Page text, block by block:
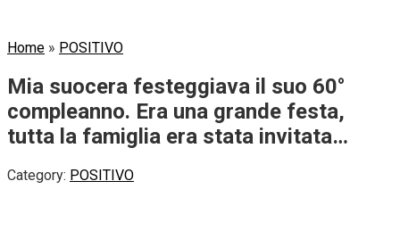
Home » POSITIVO
Mia suocera festeggiava il suo 60°
compleanno. Era una grande festa,
tutta la famiglia era stata invitata…
Category: POSITIVO